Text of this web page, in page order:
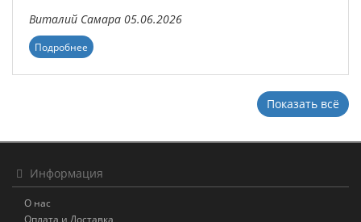
Виталий Самара 05.06.2026
Подробнее
Показать всё
Информация
О нас
Оплата и Доставка